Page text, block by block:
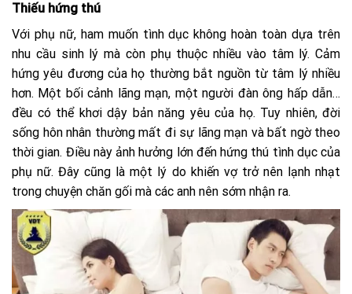
Thiếu hứng thú
Với phụ nữ, ham muốn tình dục không hoàn toàn dựa trên
nhu cầu sinh lý mà còn phụ thuộc nhiều vào tâm lý. Cảm
hứng yêu đương của họ thường bắt nguồn từ tâm lý nhiều
hơn. Một bối cảnh lãng mạn, một người đàn ông hấp dẫn…
đều có thể khơi dậy bản năng yêu của họ. Tuy nhiên, đời
sống hôn nhân thường mất đi sự lãng mạn và bất ngờ theo
thời gian. Điều này ảnh hưởng lớn đến hứng thú tình dục của
phụ nữ. Đây cũng là một lý do khiến vợ trở nên lạnh nhạt
trong chuyện chăn gối mà các anh nên sớm nhận ra.